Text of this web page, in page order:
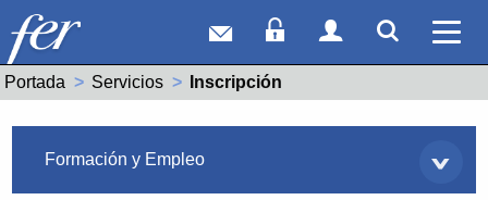
Correo webAcceso Socios
Acceso
Portada Servicios Actual:
Inscripción
Formación y Empleo